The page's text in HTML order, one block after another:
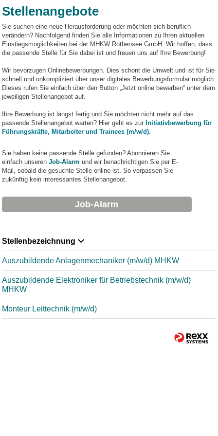
Stellenangebote
Sie suchen eine neue Herausforderung oder möchten sich beruflich
verändern? Nachfolgend finden Sie alle Informationen zu Ihren aktuellen
Einstiegsmöglichkeiten bei der MHKW Rothensee GmbH .Wir hoffen, dass
die passende Stelle für Sie dabei ist und freuen uns auf Ihre Bewerbung!
Wir bevorzugen Onlinebewerbungen. Dies schont die Umwelt und ist für Sie
schnell und unkompliziert über unser digitales Bewerbungsformular möglich.
Dieses rufen Sie einfach über den Button „Jetzt online bewerben“ unter dem
jeweiligen Stellenangebot auf.
Ihre Bewerbung ist längst fertig und Sie möchten nicht mehr auf das
passende Stellenangebot warten? Hier geht es zur Initiativbewerbung für
Führungskräfte, Mitarbeiter und Trainees (m/w/d).
Sie haben keine passende Stelle gefunden? Abonnieren Sie
einfach unserenJob-Alarm und wir benachrichtigen Sie per E-
Mail, sobald die gesuchte Stelle online ist. So verpassen Sie
zukünftig kein interessantes Stellenangebot.
Job-Alarm
Stellenbezeichnung
Auszubildende Anlagenmechaniker (m/w/d) MHKW
Auszubildende Elektroniker für Betriebstechnik (m/w/d)
MHKW
Monteur Leittechnik (m/w/d)